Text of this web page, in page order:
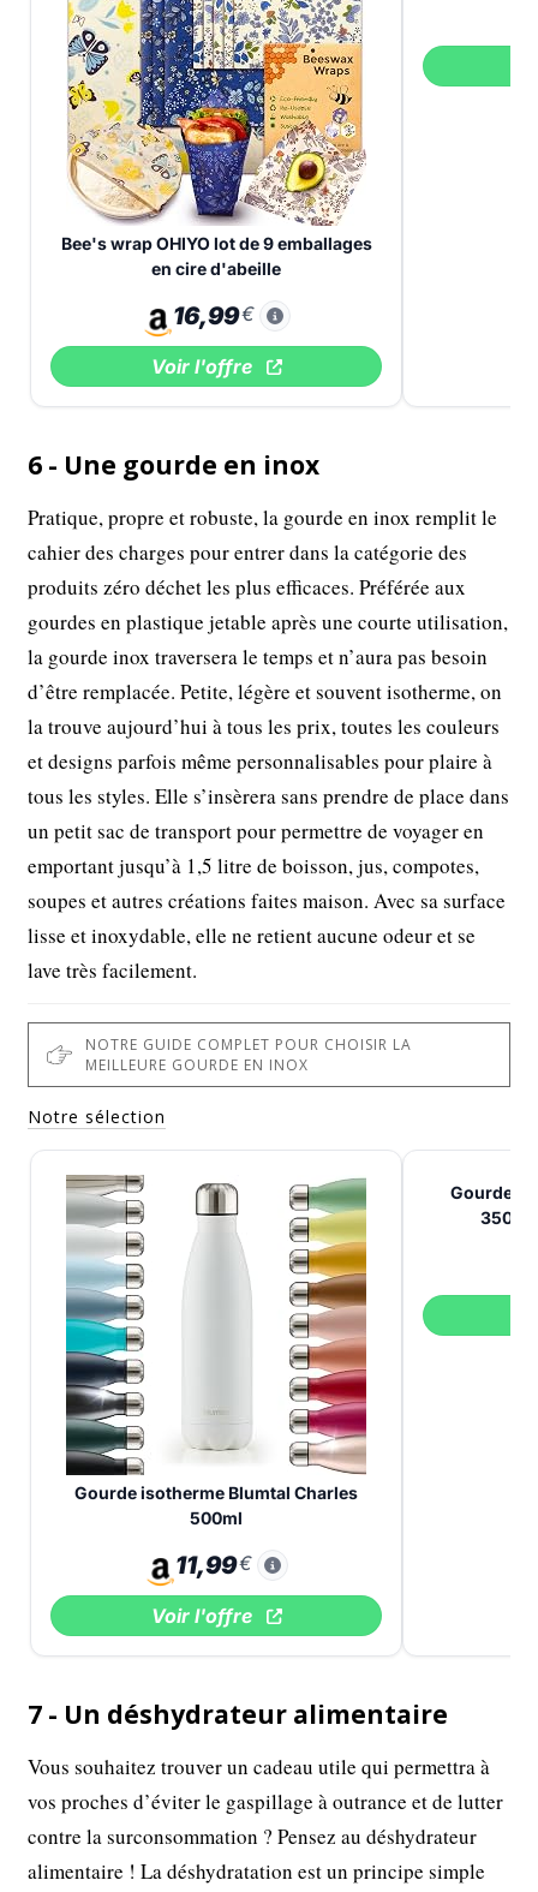
Bee's wrap OHIYO lot de 9 emballages
en cire d'abeille
16,99€
Voir l'offre
6 - Une gourde en inox
Pratique, propre et robuste, la gourde en inox remplit le
cahier des charges pour entrer dans la catégorie des
produits zéro déchet les plus efficaces. Préférée aux
gourdes en plastique jetable après une courte utilisation,
la gourde inox traversera le temps et n’aura pas besoin
d’être remplacée. Petite, légère et souvent isotherme, on
la trouve aujourd’hui à tous les prix, toutes les couleurs
et designs parfois même personnalisables pour plaire à
tous les styles. Elle s’insèrera sans prendre de place dans
un petit sac de transport pour permettre de voyager en
emportant jusqu’à 1,5 litre de boisson, jus, compotes,
soupes et autres créations faites maison. Avec sa surface
lisse et inoxydable, elle ne retient aucune odeur et se
lave très facilement.
NOTRE GUIDE COMPLET POUR CHOISIR LA
MEILLEURE GOURDE EN INOX
Notre sélection
Gourde isotherme Blumtal Charles
500ml
11,99€
Voir l'offre
Gourde
350ml
7 - Un déshydrateur alimentaire
Vous souhaitez trouver un cadeau utile qui permettra à
vos proches d’éviter le gaspillage à outrance et de lutter
contre la surconsommation ? Pensez au déshydrateur
alimentaire ! La déshydratation est un principe simple